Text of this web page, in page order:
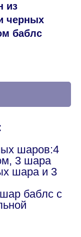
из
черных
баблс
шаров:4
3 шара
шара и 3
баблс с